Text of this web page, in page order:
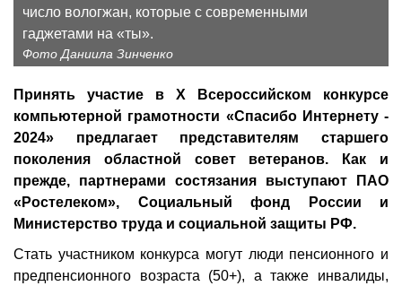
число вологжан, которые с современными
гаджетами на «ты».
Фото Даниила Зинченко
Принять участие в X Всероссийском конкурсе
компьютерной грамотности «Спасибо Интернету -
2024» предлагает представителям старшего
поколения областной совет ветеранов. Как и
прежде, партнерами состязания выступают ПАО
«Ростелеком», Социальный фонд России и
Министерство труда и социальной защиты РФ.
Стать участником конкурса могут люди пенсионного и
предпенсионного возраста (50+), а также инвалиды,